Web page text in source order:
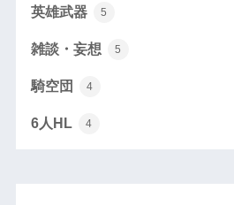
英雄武器 5
雑談・妄想 5
騎空団 4
6人HL 4